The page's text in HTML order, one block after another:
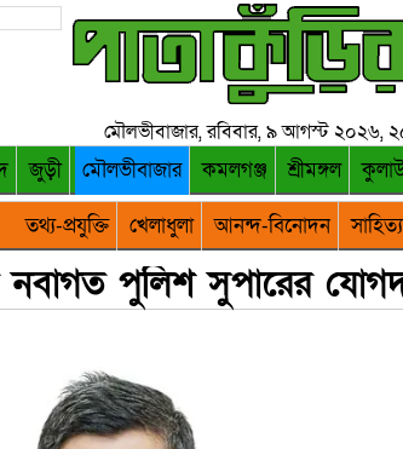
মৌলভীবাজার, রবিবার, ৯ আগস্ট ২০২৬,
জুড়ী মৌলভীবাজার কমলগঞ্জ শ্রীমঙ্গল
তথ্য-প্রযুক্তি
খেলাধুলা আনন্দ-বিনোদন সাহিত্য
নবাগত পুলিশ সুপারের